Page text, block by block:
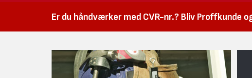
Er du håndværker med CVR-nr.? Bliv Proffkunde